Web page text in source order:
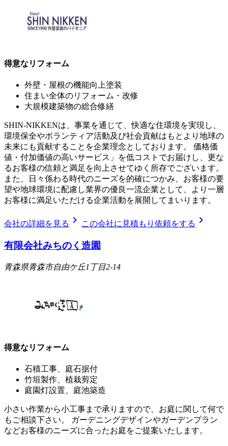
得意なリフォーム
外壁・屋根の機能向上塗装
住まい全体のリフォーム・改修
大規模建築物の総合修繕
SHIN-NIKKENは、事業を通じて、快適な住環境を実現し、
環境保全やボランティア活動及び社会貢献はもとより地球の
未来にも貢献することを企業理念としております。 価格価
値・付加価値の高いサービス」を低コストでお届けし、更な
るお客様の信頼と満足を向上させてゆく所存でございます。
また、日々係わる時代のニーズを的確につかみ、お客様の要
望や地球環境に配慮し業界の優良一流企業として、より一層
お客様に満足いただける企業活動を展開してまいります。
会社の詳細を見る chevron_right この会社に見積もり依頼をする chevron_right
有限会社みちのく造園
青森県青森市自由ケ丘1丁目2-14
得意なリフォーム
石積工事、庭石据付
竹垣製作、植栽剪定
庭園灯設置、庭池築造
小さい作業から小工事まで承りますので、お庭に関して何で
もご相談下さい。 ガーデニングデザインやガーデンプラン
などお客様のニーズに合ったお庭をご提案いたします。